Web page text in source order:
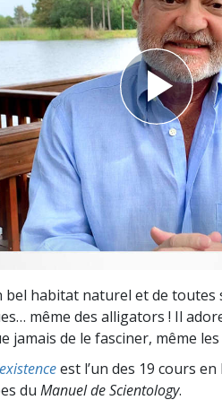
bel habitat naturel et de
même des alligators ! Il
jamais de le fasciner, même
est l’un des 19 cours
du Manuel de Scientology.